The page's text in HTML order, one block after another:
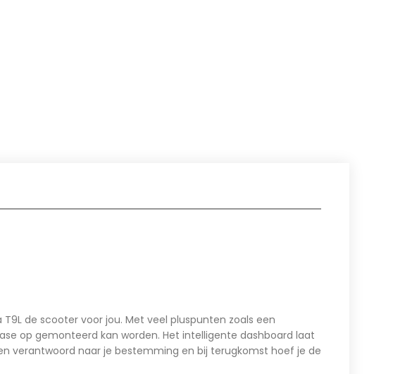
de scooter voor jou. Met veel pluspunten zoals een
op gemonteerd kan worden. Het intelligente dashboard laat
verantwoord naar je bestemming en bij terugkomst hoef je de